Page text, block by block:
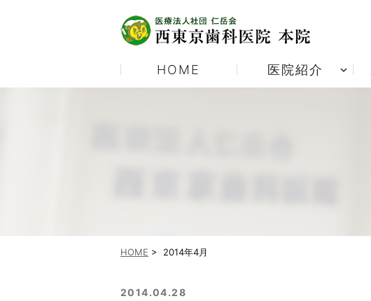
HOME 医院紹介
HOME > 2014年4月
2014.04.28